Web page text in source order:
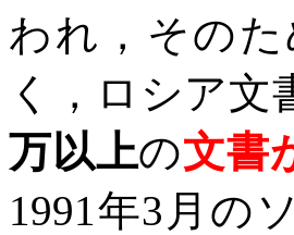
われ，そのた
く，ロシア文
万以上の文書
1991年3 月の